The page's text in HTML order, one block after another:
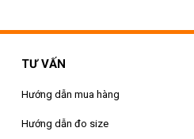
TƯ VẤN
Hướng dẫn mua hàng
Hướng dẫn đo size